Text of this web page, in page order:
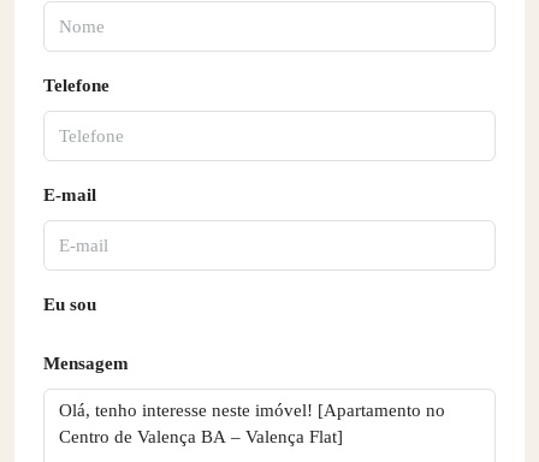
Telefone
E-mail
Eu sou
Mensagem